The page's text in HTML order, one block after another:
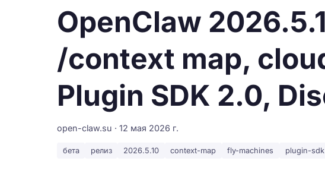
OpenClaw
/context map,
Plugin SDK 2.0,
open-claw.su · 12 мая 2026 г.
бета релиз 2026.5.10 context-map fly-machines plugin-sdk